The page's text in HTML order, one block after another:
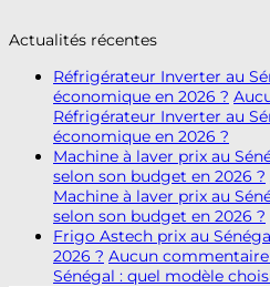
Actualités récentes
Réfrigérateur Inverter au
économique en 2026 ?
Réfrigérateur Inverter au
économique en 2026 ?
Machine à laver prix au
selon son budget en 2026 ?
Machine à laver prix au
selon son budget en 2026 ?
Frigo Astech prix au
2026 ? Aucun commentaire
Sénégal : quel modèle